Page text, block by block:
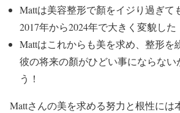
Mattは美容整形で顏をイジり過ぎて
2017年から2024年で大きく変貌した
Mattはこれからも美を求め、 整形を
彼の将来の顏がひどい事にならない
う！
Mattさんの美を求める努力と根性には